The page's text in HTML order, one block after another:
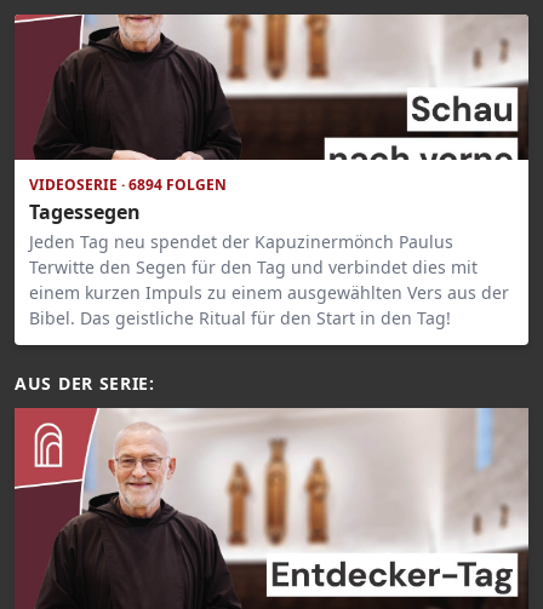
VIDEOSERIE · 6894 FOLGEN
Tagessegen
Jeden Tag neu spendet der Kapuzinermönch Paulus
Terwitte den Segen für den Tag und verbindet dies mit
einem kurzen Impuls zu einem ausgewählten Vers aus der
Bibel. Das geistliche Ritual für den Start in den Tag!
AUS DER SERIE: